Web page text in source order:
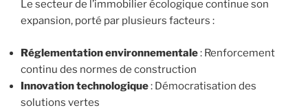
Le secteur de l’immobilier écologique continue son
expansion, porté par plusieurs facteurs :
Réglementation environnementale: Renforcement
continu des normes de construction
Innovation technologique: Démocratisation des
solutions vertes